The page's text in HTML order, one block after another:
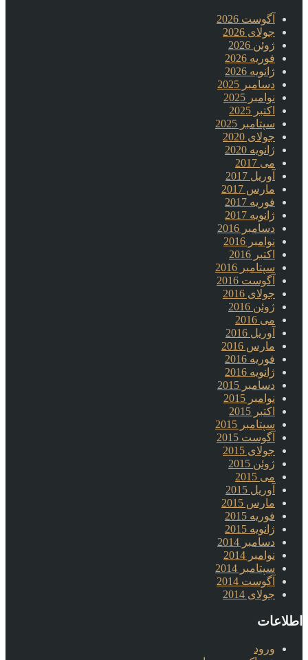
آگوست 2026
جولای 2026
ژوئن 2026
فوریه 2026
ژانویه 2026
دسامبر 2025
نوامبر 2025
اکتبر 2025
سپتامبر 2025
جولای 2020
ژانویه 2020
می 2017
آوریل 2017
مارس 2017
فوریه 2017
ژانویه 2017
دسامبر 2016
نوامبر 2016
اکتبر 2016
سپتامبر 2016
آگوست 2016
جولای 2016
ژوئن 2016
می 2016
آوریل 2016
مارس 2016
فوریه 2016
ژانویه 2016
دسامبر 2015
نوامبر 2015
اکتبر 2015
سپتامبر 2015
آگوست 2015
جولای 2015
ژوئن 2015
می 2015
آوریل 2015
مارس 2015
فوریه 2015
ژانویه 2015
دسامبر 2014
نوامبر 2014
سپتامبر 2014
آگوست 2014
جولای 2014
اطلاعات
ورود